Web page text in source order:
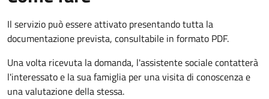
Il servizio può essere attivato presentando tutta la
documentazione prevista, consultabile in formato PDF.
Una volta ricevuta la domanda, l'assistente sociale contatterà
l'interessato e la sua famiglia per una visita di conoscenza e
una valutazione della stessa.